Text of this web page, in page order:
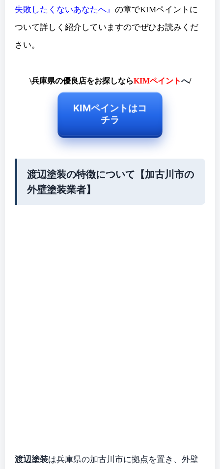
失敗したくないあなたへ』 の章でKIMペイントに
ついて詳しく紹介していますのでぜひお読みくだ
さい。
\兵庫県の優良店をお探しならKIMペイントへ/
KIMペイントはコ
チラ
渡辺塗装の特徴について【加古川市の
外壁塗装業者】
渡辺塗装は兵庫県の加古川市に拠点を置き、外壁